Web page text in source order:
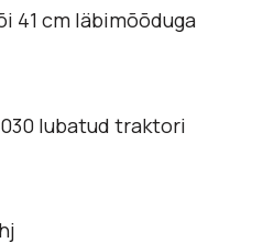
41 cm läbimõõduga
lubatud traktori